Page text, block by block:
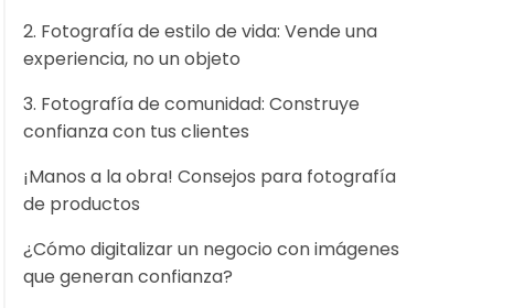
2. Fotografía de estilo de vida: Vende una
experiencia, no un objeto
3. Fotografía de comunidad: Construye
confianza con tus clientes
¡Manos a la obra! Consejos para fotografía
de productos
¿Cómo digitalizar un negocio con imágenes
que generan confianza?